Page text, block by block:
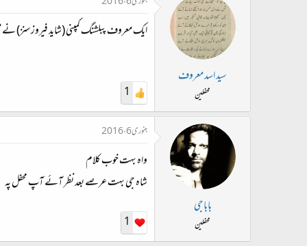
سید اسد معروف
محفلین
ایک معروف پبلشنگ کمپنی (شاید فیروزسنز)
1
باباجی
محفلین
جنوری 6، 2016
واہ بہت خوب کلام
شاہ جی بہت عرصے بعد نظر آئے آپ محفل پہ
1